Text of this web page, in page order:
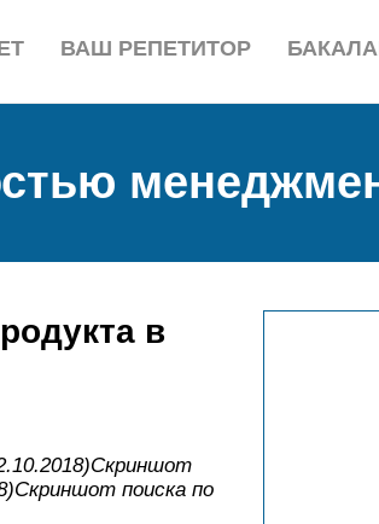
ВАШ РЕПЕТИТОР
в
Скриншот
Скриншот поиска по